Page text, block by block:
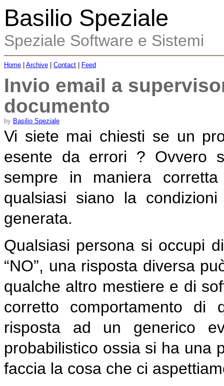
Basilio Speziale
Speziale Software e Sistemi
Home Archive Contact Feed
Invio email a
documento
by Basilio Speziale
Vi siete mai chiesti se un
esente da errori ? Ovvero
sempre in maniera
qualsiasi siano la
generata.
Qualsiasi persona si occupi
“NO”, una risposta diversa
qualche altro mestiere e di
corretto comportamento di
risposta ad un generico
probabilistico ossia si ha una
faccia la cosa che ci